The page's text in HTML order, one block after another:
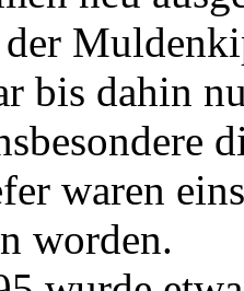
bis dahin
waren
worden.